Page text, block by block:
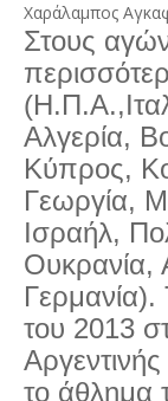
Χαράλαμπος
Στους
Αλγερία,
Κύπρος,
Γεωργία,
Ισραήλ,
Ουκρανία,
του 2013
το άθλημα